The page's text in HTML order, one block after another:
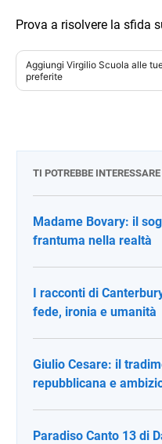
Prova a risolvere la sfida
Aggiungi Virgilio Scuola alle
preferite
TI POTREBBE INTERESSARE
Madame Bovary: il
frantuma nella realtà
I racconti di
fede, ironia e umanità
Giulio Cesare: il
repubblicana e
Paradiso Canto 13 di